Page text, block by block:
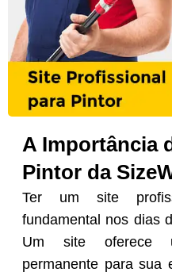
A Importância
Pintor da
Ter um site
fundamental nos dias
Um site oferece
permanente para sua